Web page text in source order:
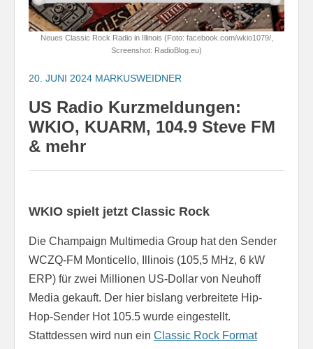
Neues Classic Rock Radio in Illinois (Foto: facebook.com/wkio1079/,
Screenshot: RadioBlog.eu)
20. JUNI 2024 MARKUSWEIDNER
US Radio Kurzmeldungen:
WKIO, KUARM, 104.9 Steve FM
& mehr
WKIO spielt jetzt Classic Rock
Die Champaign Multimedia Group hat den Sender
WCZQ-FM Monticello, Illinois (105,5 MHz, 6 kW
ERP) für zwei Millionen US-Dollar von Neuhoff
Media gekauft. Der hier bislang verbreitete Hip-
Hop-Sender Hot 105.5 wurde eingestellt.
Stattdessen wird nun ein Classic Rock Format